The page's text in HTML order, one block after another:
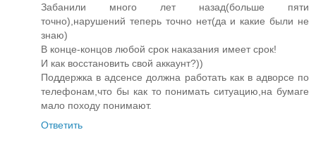
Забанили много лет назад(больше пяти
точно),нарушений теперь точно нет(да и какие были не
знаю)
В конце-концов любой срок наказания имеет срок!
И как восстановить свой аккаунт?))
Поддержка в адсенсе должна работать как в адворсе по
телефонам,что бы как то понимать ситуацию,на бумаге
мало походу понимают.
Ответить